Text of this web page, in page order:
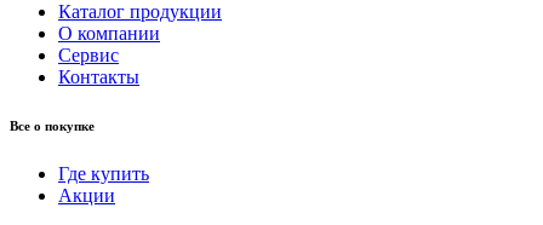
Каталог продукции
О компании
Сервис
Контакты
Все о покупке
Где купить
Акции